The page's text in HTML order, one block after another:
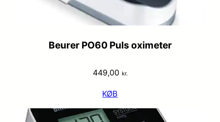
Beurer PO60 Puls oximeter
449,00 kr.
KØB